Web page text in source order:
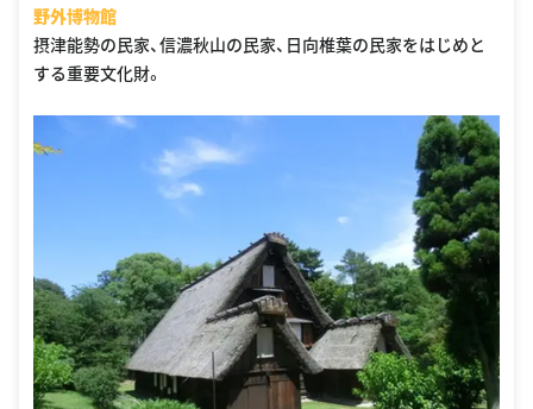
野外博物館
摂津能勢の民家、信濃秋山の民家、日向椎葉の民家をはじめと
する重要文化財。